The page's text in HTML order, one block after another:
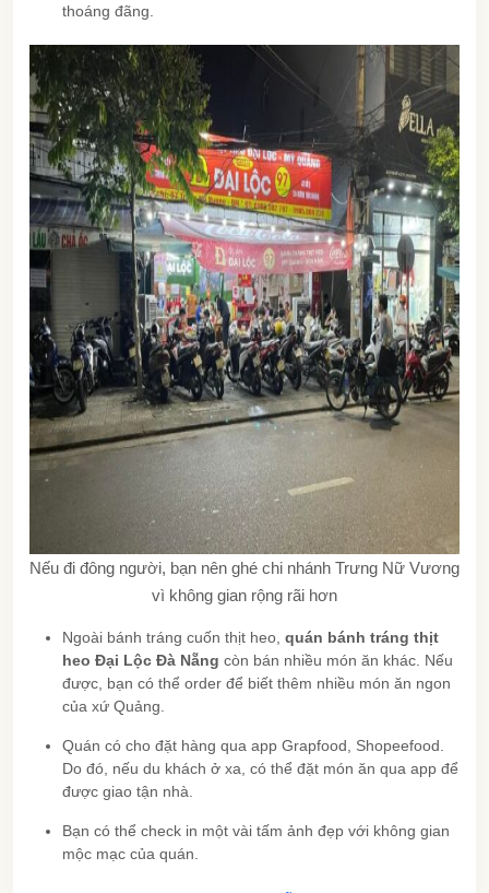
thoáng đãng.
Nếu đi đông người, bạn nên ghé chi nhánh Trưng Nữ Vương
vì không gian rộng rãi hơn
Ngoài bánh tráng cuốn thịt heo, quán bánh tráng thịt
heo Đại Lộc Đà Nẵng còn bán nhiều món ăn khác. Nếu
được, bạn có thể order để biết thêm nhiều món ăn ngon
của xứ Quảng.
Quán có cho đặt hàng qua app Grapfood, Shopeefood.
Do đó, nếu du khách ở xa, có thể đặt món ăn qua app để
được giao tận nhà.
Bạn có thể check in một vài tấm ảnh đẹp với không gian
mộc mạc của quán.